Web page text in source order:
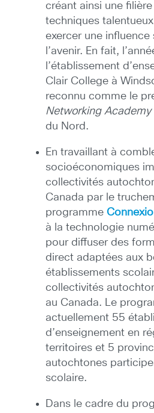
créant ainsi une
techniques
exercer une influence
l’avenir. En fait,
l’établissement
Clair College à
reconnu comme le
Networking Academy
du Nord.
En travaillant à
socioéconomiques
collectivités
Canada par le
programme
à la technologie
pour diffuser des
direct adaptées aux
établissements
collectivités
au Canada. Le
actuellement 55
d’enseignement en
territoires et 5
autochtones
scolaire.
Dans le cadre du